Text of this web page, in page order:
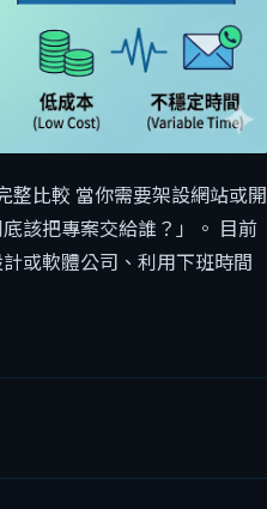
整比較 當你需要架設網站或開
該把專案交給誰？」。 目前
或軟體公司、利用下班時間